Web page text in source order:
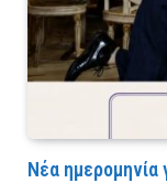
Νέα ημερομηνία